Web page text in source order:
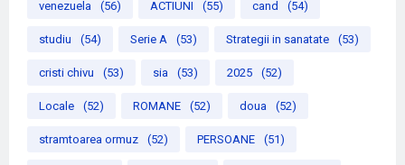
venezuela (56) ACTIUNI (55) cand (54)
studiu (54) Serie A (53) Strategii in sanatate (53)
cristi chivu (53) sia (53) 2025 (52)
Locale (52) ROMANE (52) doua (52)
stramtoarea ormuz (52) PERSOANE (51)